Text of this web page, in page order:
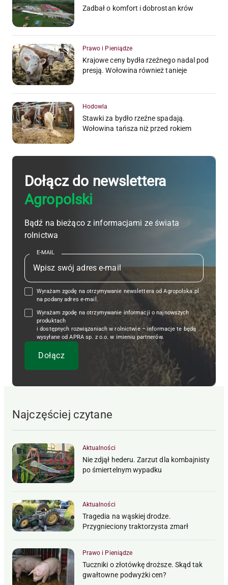
Zadbał o komfort i dobrostan krów
Prawo i Pieniądze
Krajowe ceny bydła rzeźnego nadal pod
presją. Wołowina również tanieje
Hodowla
Stawki za bydło rzeźne spadają.
Wołowina tańsza niż przed rokiem
Dołącz do newslettera
Agropolski
Bądź na bieżąco z informacjami ze świata
rolnictwa
E-MAIL
Wyrażam zgodę na otrzymywanie newslettera od Agropolska.pl
na podany adres e-mail.
Wyrażam zgodę na otrzymywanie informacji o najnowszych
produktach
i dostępnych rozwiązaniach w rolnictwie – informacje te będą
wysyłane od APRA sp. z o.o. w imieniu partnerów.
Najczęściej czytane
Aktualności
Nie zdjął hederu. Zarzut dla kombajnisty
po śmiertelnym wypadku
Aktualności
Tragedia na wąskiej drodze.
Przygnieciony traktorzysta zmarł
Prawo i Pieniądze
Tuczniki o złotówkę droższe. Skąd tak
gwałtowne podwyżki cen?